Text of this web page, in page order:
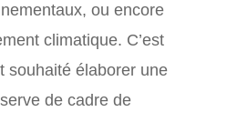
ou encore
climatique. C’est
souhaité élaborer une
de cadre de